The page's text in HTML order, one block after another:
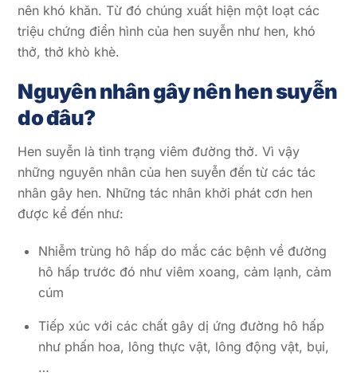
nên khó khăn. Từ đó chúng xuất hiện một loạt các
triệu chứng điển hình của hen suyễn như hen, khó
thở, thở khò khè.
Nguyên nhân gây nên hen suyễn
do đâu?
Hen suyễn là tình trạng viêm đường thở. Vì vậy
những nguyên nhân của hen suyễn đến từ các tác
nhân gây hen. Những tác nhân khởi phát cơn hen
được kể đến như:
Nhiễm trùng hô hấp do mắc các bệnh về đường
hô hấp trước đó như viêm xoang, cảm lạnh, cảm
cúm
Tiếp xúc với các chất gây dị ứng đường hô hấp
như phấn hoa, lông thực vật, lông động vật, bụi,
…